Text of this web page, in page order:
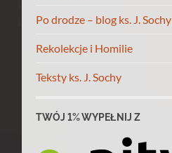
Po drodze – blog ks. J. Sochy
Rekolekcje i Homilie
Teksty ks. J. Sochy
TWÓJ 1% WYPEŁNIJ Z